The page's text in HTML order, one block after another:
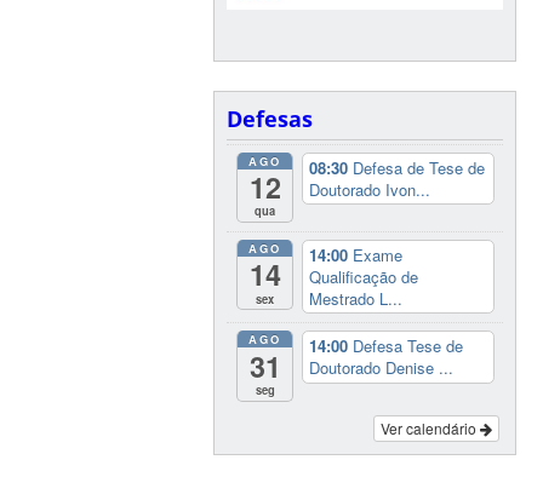
Defesas
AGO
12
qua
08:30 Defesa de Tese de
Doutorado Ivon...
AGO
14
sex
14:00 Exame
Qualificação de
Mestrado L...
AGO
31
seg
14:00 Defesa Tese de
Doutorado Denise ...
Ver calendário